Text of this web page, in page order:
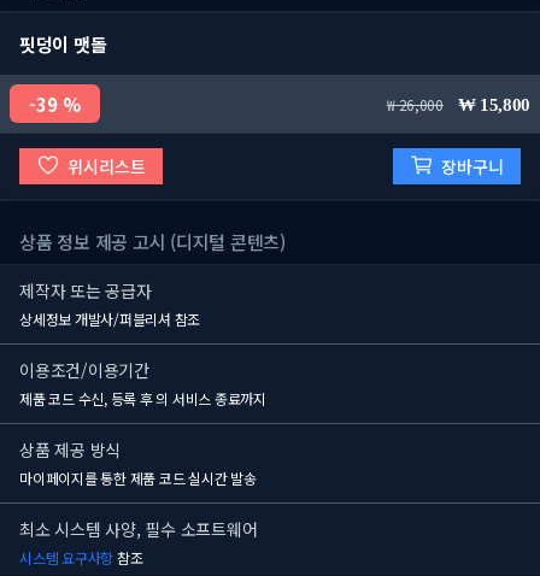
핏덩이 맷돌
39 % 26,000 15,800
위시리스트 장바구니
상품 정보 제공 고시 (디지털 콘텐츠)
제작자 또는 공급자
상세정보 개발사/퍼블리셔 참조
이용조건/이용기간
제품 코드 수신, 등록 후의 서비스 종료까지
상품 제공 방식
마이페이지를 통한 제품 코드 실시간 발송
최소 시스템 사양, 필수 소프트웨어
시스템 요구사항참조